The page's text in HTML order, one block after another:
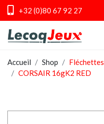
+32 (0)80 67 92 27
Accueil Shop Fléchettes
CORSAIR 16gK2 RED